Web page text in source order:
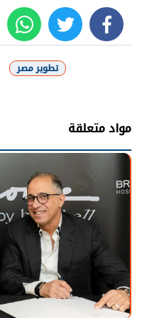
facebook
twitter
whats
تطوير مصر
مواد متعلقة